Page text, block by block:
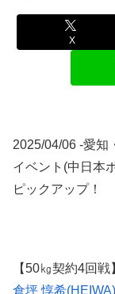
X
2025/04/06 -愛知
イベント(中日本
ピックアップ！
【50㎏契約4回戦
倉坪 惇希(HEIWA)